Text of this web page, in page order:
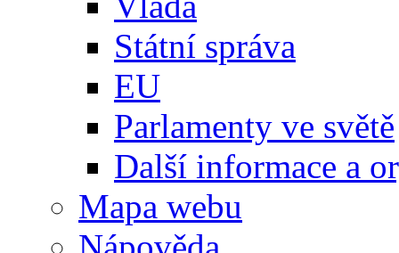
Státní správa
EU
Parlamenty ve světě
Další informace a
Mapa webu